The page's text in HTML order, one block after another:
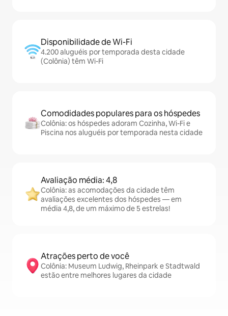
Disponibilidade de Wi-Fi
4.200 aluguéis por temporada desta cidade
(Colônia) têm Wi-Fi
Comodidades populares para os hóspedes
Colônia: os hóspedes adoram Cozinha, Wi-Fi e
Piscina nos aluguéis por temporada nesta cidade
Avaliação média: 4,8
Colônia: as acomodações da cidade têm
avaliações excelentes dos hóspedes — em
média 4,8, de um máximo de 5 estrelas!
Atrações perto de você
Colônia: Museum Ludwig, Rheinpark e Stadtwald
estão entre melhores lugares da cidade